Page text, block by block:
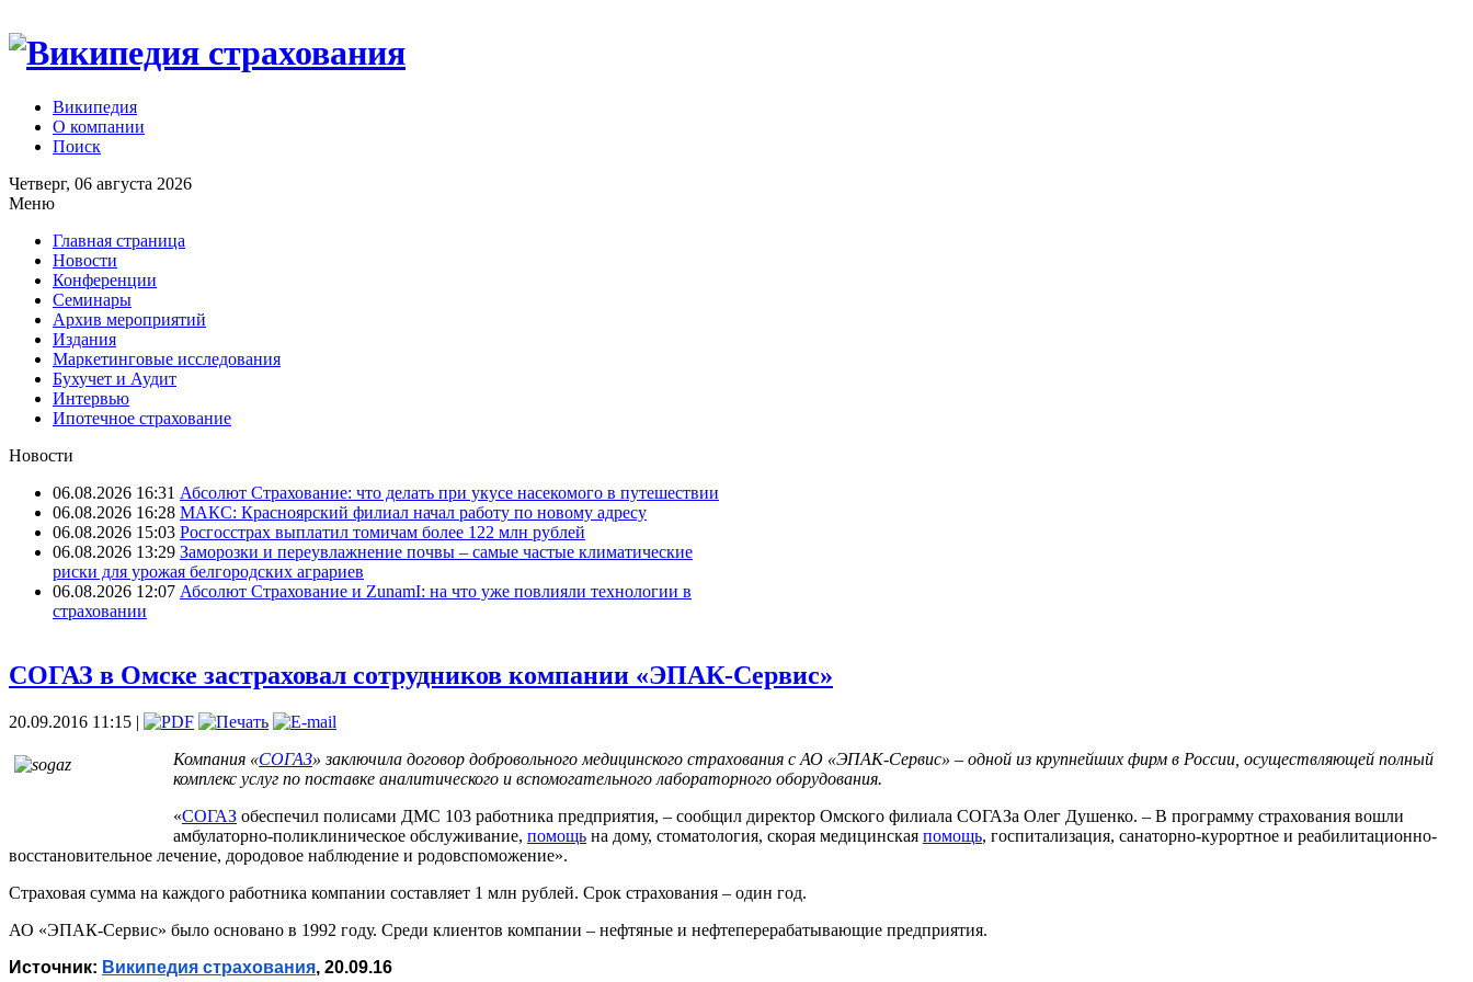
Википедия
О компании
Поиск
Четверг, 06 августа 2026
Меню
Главная страница
Новости
Конференции
Семинары
Архив мероприятий
Издания
Маркетинговые исследования
Бухучет и Аудит
Интервью
Ипотечное страхование
Новости
06.08.2026 16:31 Абсолют Страхование: что делать при укусе насекомого в путешествии
06.08.2026 16:28 МАКС: Красноярский филиал начал работу по новому адресу
06.08.2026 15:03 Росгосстрах выплатил томичам более 122 млн рублей
06.08.2026 13:29 Заморозки и переувлажнение почвы – самые частые климатические
риски для урожая белгородских аграриев
06.08.2026 12:07 Абсолют Страхование и ZunamI: на что уже повлияли технологии в
страховании
СОГАЗ в Омске застраховал сотрудников компании «ЭПАК-Сервис»
20.09.2016 11:15 |
Компания «СОГАЗ» заключила договор добровольного медицинского страхования с АО «ЭПАК-Сервис» – одной из крупнейших фирм в России, осуществляющей полный
комплекс услуг по поставке аналитического и вспомогательного лабораторного оборудования.
«СОГАЗ обеспечил полисами ДМС 103 работника предприятия, – сообщил директор Омского филиала СОГАЗа Олег Душенко. – В программу страхования вошли
амбулаторно-поликлиническое обслуживание, помощь на дому, стоматология, скорая медицинская помощь, госпитализация, санаторно-курортное и реабилитационно-
восстановительное лечение, дородовое наблюдение и родовспоможение».
Страховая сумма на каждого работника компании составляет 1 млн рублей. Срок страхования – один год.
АО «ЭПАК-Сервис» было основано в 1992 году. Среди клиентов компании – нефтяные и нефтеперерабатывающие предприятия.
Источник: Википедия страхования, 20.09.16